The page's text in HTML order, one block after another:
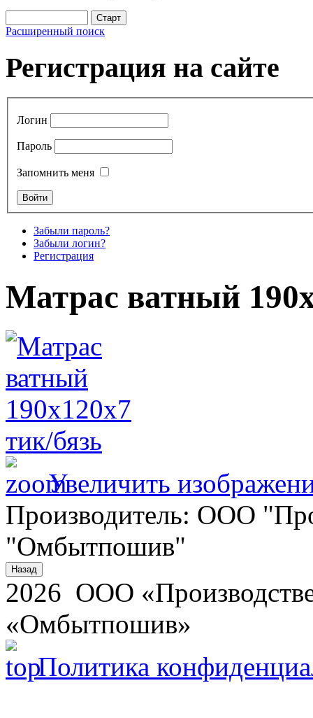
Расширенный поиск
Регистрация на сайте
Логин
Пароль
Запомнить меня
Забыли пароль?
Забыли логин?
Регистрация
Матрас ватный
Увеличить
Производитель: ООО
"Омбытпошив"
2026 ООО
«Омбытпошив»
Политика